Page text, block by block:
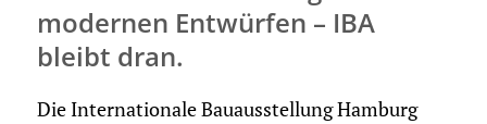
modernen Entwürfen – IBA
bleibt dran.
Die Internationale Bauausstellung Hamburg